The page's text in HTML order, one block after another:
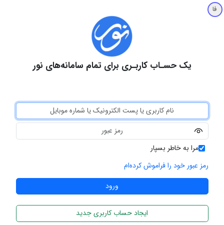
فا
یک حسـاب کاربـری برای تمام سامانه‌های نور
مرا به خاطر بسپار
رمز عبور خود را فراموش کرده‌ام
ایجاد حساب کاربری جدید